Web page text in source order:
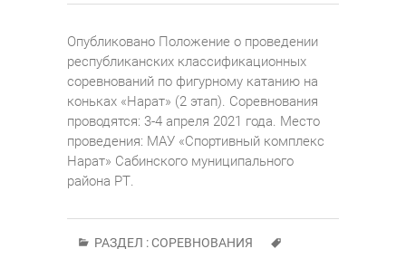
Опубликовано Положение о проведении
республиканских классификационных
соревнований по фигурному катанию на
коньках «Нарат» (2 этап). Соревнования
проводятся: 3-4 апреля 2021 года. Место
проведения: МАУ «Спортивный комплекс
Нарат» Сабинского муниципального
района РТ.
РАЗДЕЛ :СОРЕВНОВАНИЯ